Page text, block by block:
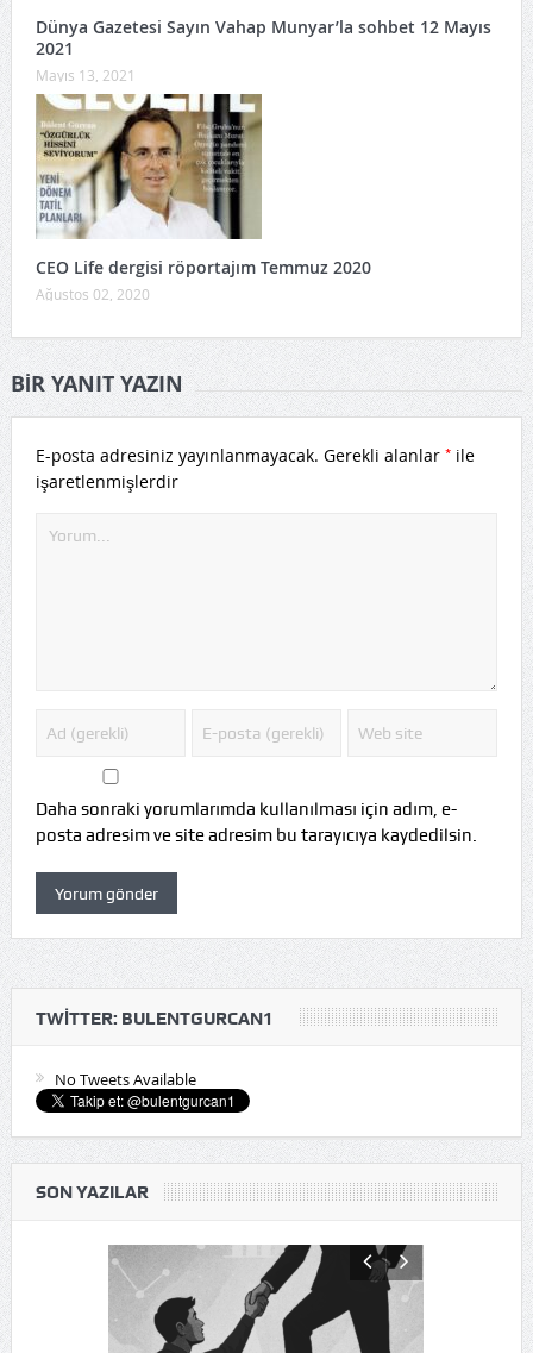
Dünya Gazetesi Sayın Vahap Munyar’la sohbet 12 Mayıs
2021
Mayıs 13, 2021
CEO Life dergisi röportajım Temmuz 2020
Ağustos 02, 2020
BIR YANIT YAZIN
E-posta adresiniz yayınlanmayacak. Gerekli alanlar *ile
işaretlenmişlerdir
Daha sonraki yorumlarımda kullanılması için adım, e-
posta adresim ve site adresim bu tarayıcıya kaydedilsin.
TWITTER: BULENTGURCAN1
No Tweets Available
SON YAZILAR